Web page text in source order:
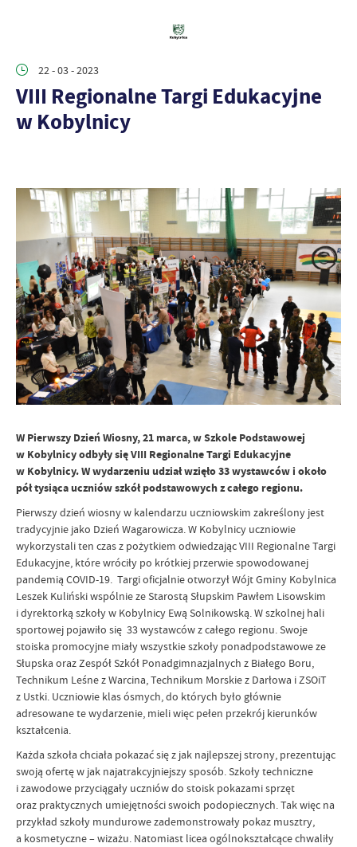
22 - 03 - 2023
VIII Regionalne Targi Edukacyjne
w Kobylnicy
W Pierwszy Dzień Wiosny, 21 marca, w Szkole Podstawowej
w Kobylnicy odbyły się VIII Regionalne Targi Edukacyjne
w Kobylnicy. W wydarzeniu udział wzięło 33 wystawców i około
pół tysiąca uczniów szkół podstawowych z całego regionu.
Pierwszy dzień wiosny w kalendarzu uczniowskim zakreślony jest
tradycyjnie jako Dzień Wagarowicza. W Kobylnicy uczniowie
wykorzystali ten czas z pożytkiem odwiedzając VIII Regionalne Targi
Edukacyjne, które wróciły po krótkiej przerwie spowodowanej
pandemią COVID-19. Targi oficjalnie otworzył Wójt Gminy Kobylnica
Leszek Kuliński wspólnie ze Starostą Słupskim Pawłem Lisowskim
i dyrektorką szkoły w Kobylnicy Ewą Solnikowską. W szkolnej hali
sportowej pojawiło się 33 wystawców z całego regionu. Swoje
stoiska promocyjne miały wszystkie szkoły ponadpodstawowe ze
Słupska oraz Zespół Szkół Ponadgimnazjalnych z Białego Boru,
Technikum Leśne z Warcina, Technikum Morskie z Darłowa i ZSOiT
z Ustki. Uczniowie klas ósmych, do których było głównie
adresowane te wydarzenie, mieli więc pełen przekrój kierunków
kształcenia.
Każda szkoła chciała pokazać się z jak najlepszej strony, prezentując
swoją ofertę w jak najatrakcyjniejszy sposób. Szkoły techniczne
i zawodowe przyciągały uczniów do stoisk pokazami sprzęt
oraz praktycznych umiejętności swoich podopiecznych. Tak więc na
przykład szkoły mundurowe zademonstrowały pokaz musztry,
a kosmetyczne – wizażu. Natomiast licea ogólnokształcące chwaliły